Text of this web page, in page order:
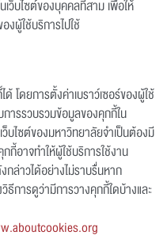
ว็บไซต์ของบุคคลที่สาม เพื่อให้
งผู้ใช้บริการไปใช้
โดยการตั้งค่าเบราว์เซอร์ของผู้ใช้
ารรวบรวมข้อมูลของคุกกี้ใน
บไซต์ของมหาวิทยาลัยจำเป็นต้องมี
กี้อาจทำให้ผู้ใช้บริการใช้งาน
ล่าวได้อย่างไม่ราบรื่นหาก
ธีการดูว่ามีการวางคุกกี้ใดบ้างและ